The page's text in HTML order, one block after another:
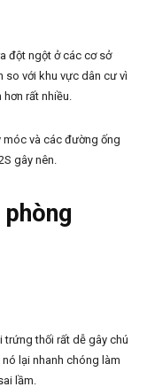
đột ngột ở các cơ sở
so với khu vực dân cư vì
rất nhiều.
móc và các đường ống
gây nên.
trứng thối rất dễ gây chú
lại nhanh chóng làm
lầm.